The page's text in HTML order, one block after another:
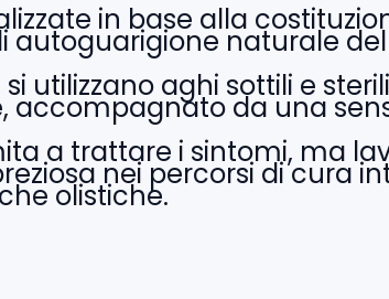
in base alla
autoguarigione naturale
utilizzano aghi sottili e
accompagnato da una
a trattare i sintomi, ma
nei percorsi di cura
olistiche.